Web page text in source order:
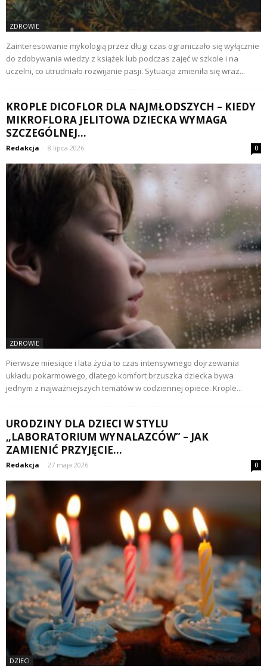
ZDROWIE
Zainteresowanie mykologią przez długi czas ograniczało się wyłącznie
do zdobywania wiedzy z książek lub podczas zajęć w szkole i na
uczelni, co utrudniało rozwijanie pasji. Sytuacja zmieniła się wraz...
KROPLE DICOFLOR DLA NAJMŁODSZYCH – KIEDY
MIKROFLORA JELITOWA DZIECKA WYMAGA
SZCZEGÓLNEJ...
Redakcja - 8 lipca 2026 0
ZDROWIE
Pierwsze miesiące i lata życia to czas intensywnego dojrzewania
układu pokarmowego, dlatego komfort brzuszka dziecka bywa
jednym z najważniejszych tematów w codziennej opiece. Krople...
URODZINY DLA DZIECI W STYLU
„LABORATORIUM WYNALAZCÓW” – JAK
ZAMIENIĆ PRZYJĘCIE...
Redakcja - 27 maja 2026 0
DZIECI